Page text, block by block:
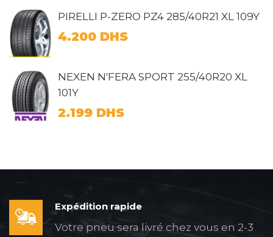
PIRELLI P-ZERO PZ4 285/40R21 XL 109Y
4.200 DHS
NEXEN N'FERA SPORT 255/40R20 XL
101Y
2.199 DHS
Expédition rapide
Votre pneu sera livré chez vous en 2-3